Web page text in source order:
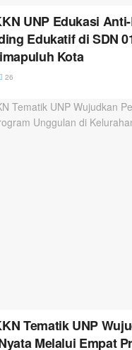
UNP Edukasi
Edukatif di SDN
Kota
26
Tematik UNP
Melalui Empat